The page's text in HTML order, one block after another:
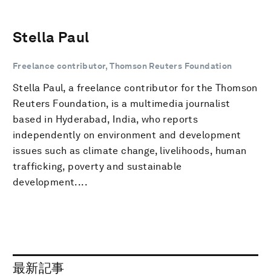
Stella Paul
Freelance contributor, Thomson Reuters Foundation
Stella Paul, a freelance contributor for the Thomson
Reuters Foundation, is a multimedia journalist
based in Hyderabad, India, who reports
independently on environment and development
issues such as climate change, livelihoods, human
trafficking, poverty and sustainable
development....
最新記事